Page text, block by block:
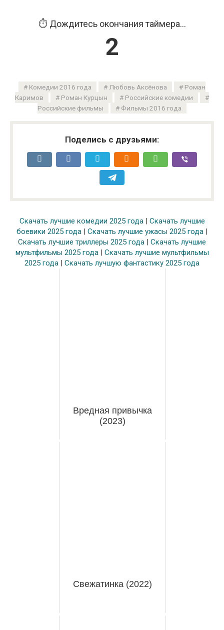
⏱️ Дождитесь окончания таймера...
2
Комедии 2016 года Любовь Аксёнова
Роман
Каримов
Роман Курцын
Российские комедии
Российские фильмы
Фильмы 2016 года
Поделись с друзьями:
Скачать лучшие комедии 2025 года| Скачать лучшие
боевики 2025 года
Скачать лучшие ужасы 2025 года
Скачать лучшие триллеры 2025 года
Скачать лучшие
мультфильмы 2025 года| Скачать лучшие мультфильмы
2025 года
Скачать лучшую фантастику 2025 года
Вредная привычка
(2023)
Свежатинка (2022)